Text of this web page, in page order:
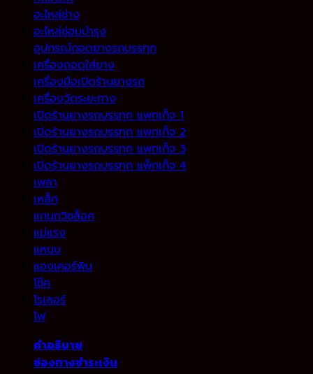
อะไหล่ช่าง
อะไหล่ซ่อมบำรุง
อุปกรณ์ถอดยางรถบรรทุก
เครื่องถอดใส่ยาง
เครื่องมือเปิดร้านยางรถ
เครื่องวัดระยะทาง
เปิดร้านยางรถบรรทุก แพกเก็จ 1
เปิดร้านยางรถบรรทุก แพกเก็จ 2
เปิดร้านยางรถบรรทุก แพกเก็จ 3
เปิดร้านยางรถบรรทุก แพ็กเก็จ 4
เพลา
เหล็ก
แกนทวิชล็อค
แม่แรง
แหนบ
แองเคอร์พิน
โช๊ค
โรเลอร์
ไฟ
คำอธิบาย
ช่องทางชำระเงิน